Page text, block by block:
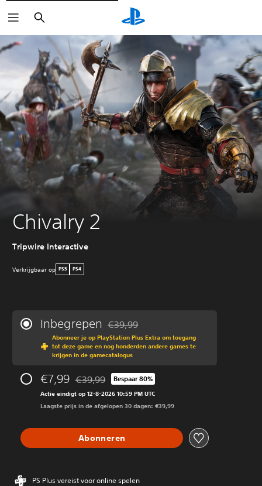
Zoeken
Chivalry 2
Tripwire Interactive
Verkrijgbaar op PS5 PS4
Inbegrepen Korting ten opzichte van de
€39,99
Abonneer je op PlayStation Plus Extra om toegang
tot deze game en nog honderden andere games te
krijgen in de gamecatalogus
€7,99 Korting ten opzichte van de oorspronkelijke prijs
€39,99 Bespaar 80%
Actie eindigt op 12-8-2026 10:59 PM UTC
Laagste prijs in de afgelopen 30 dagen: €39,99
Abonneren
PS Plus vereist voor online spelen